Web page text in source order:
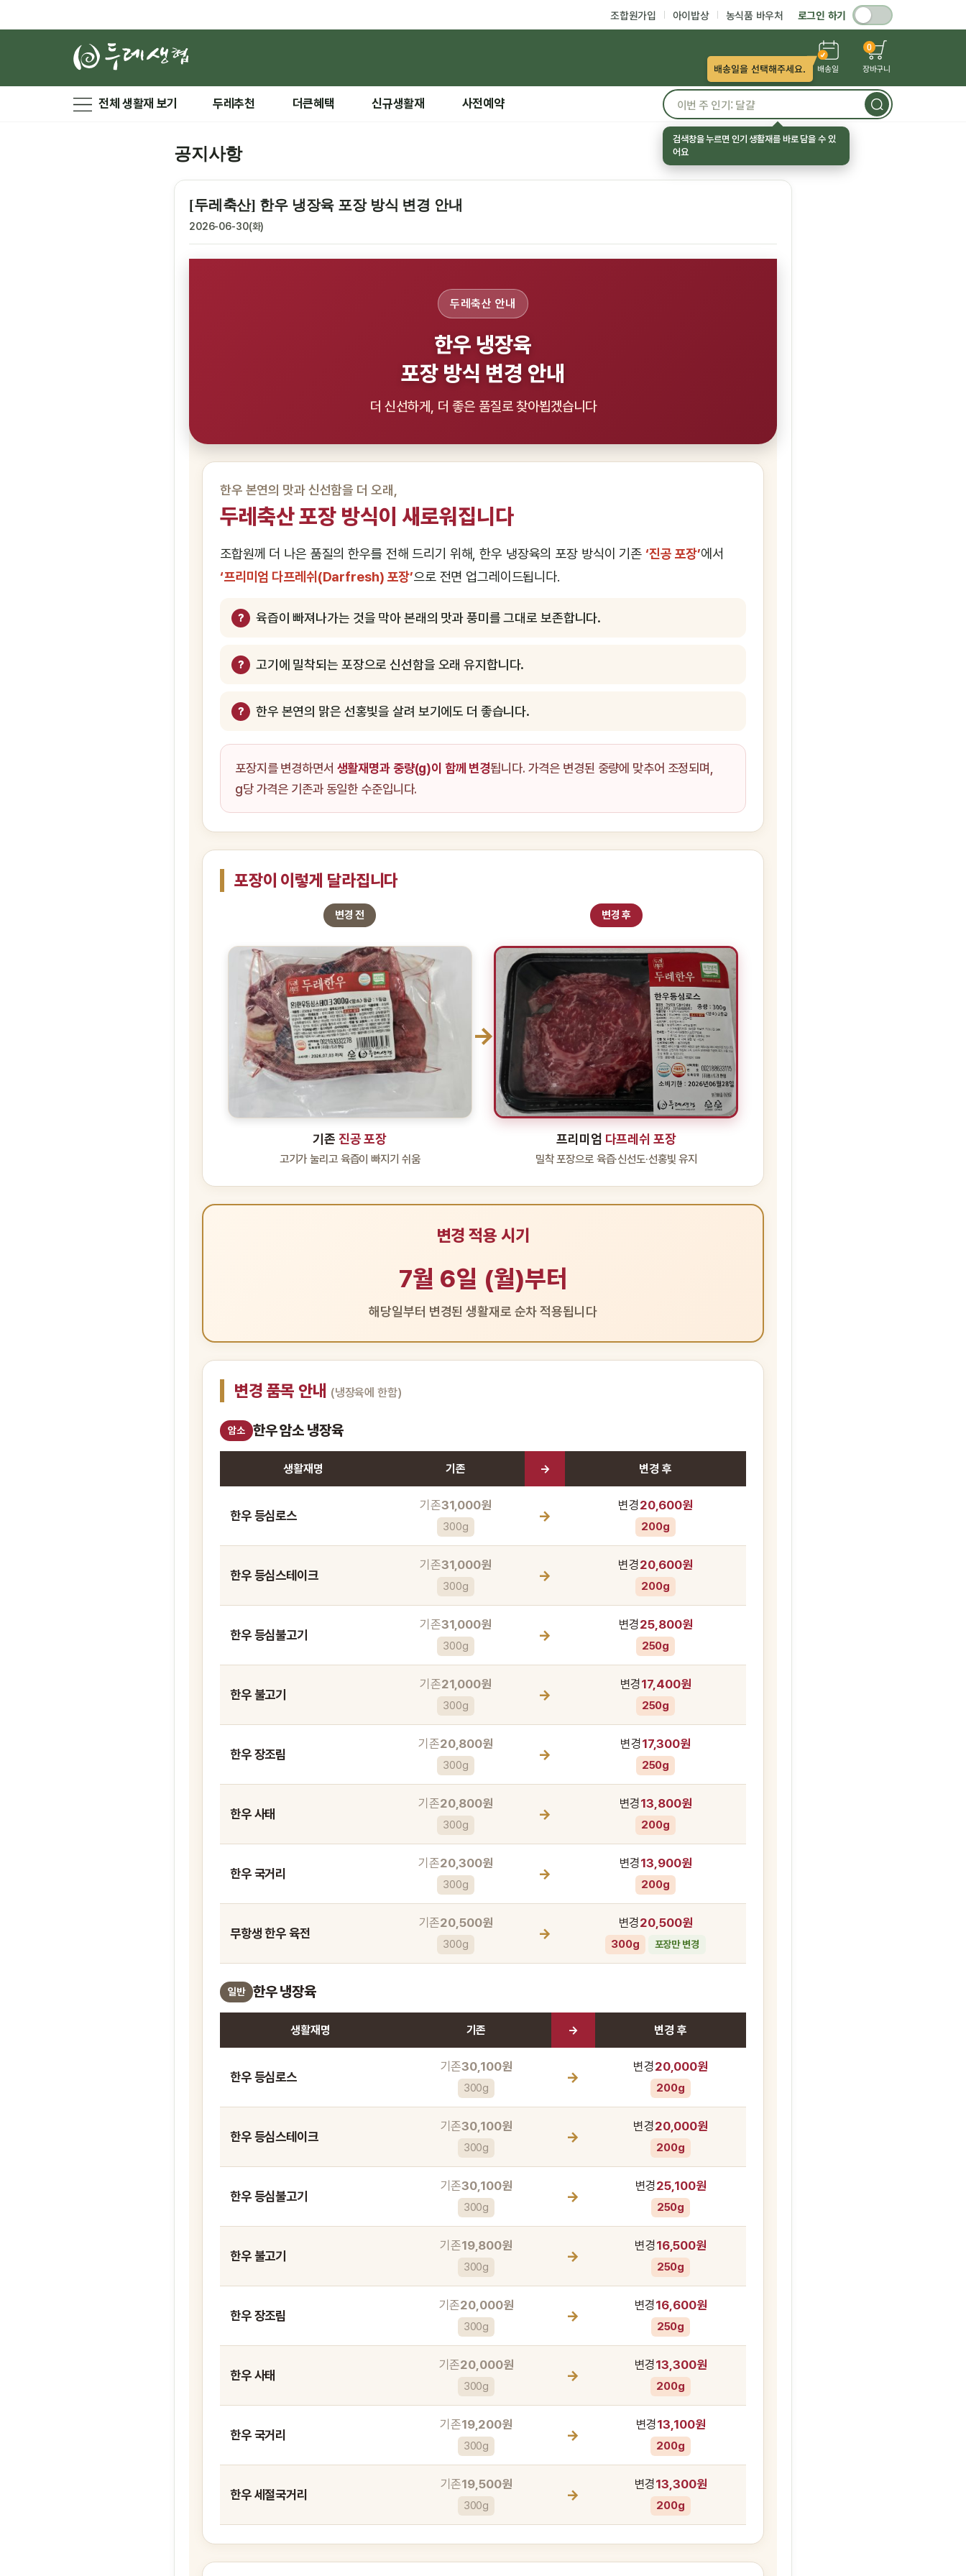
조합원가입 아이밥상 농식품 바우처 로그인 하기
배송일
배송일을 선택해주세요.
0
장바구니
전체 생활재 보기 두레추천 더큰혜택 신규생활재 사전예약
공지사항
[두레축산] 한우 냉장육 포장 방식 변경 안내
2026-06-30(화)
두레축산 안내
한우 냉장육
포장 방식 변경 안내
더 신선하게, 더 좋은 품질로 찾아뵙겠습니다
한우 본연의 맛과 신선함을 더 오래,
두레축산 포장 방식이 새로워집니다
조합원께 더 나은 품질의 한우를 전해 드리기 위해, 한우 냉장육의 포장 방식이 기존 ‘진공 포장’에서
‘프리미엄 다프레쉬(Darfresh) 포장’으로 전면 업그레이드됩니다.
육즙이 빠져나가는 것을 막아 본래의 맛과 풍미를 그대로 보존합니다.
고기에 밀착되는 포장으로 신선함을 오래 유지합니다.
한우 본연의 맑은 선홍빛을 살려 보기에도 더 좋습니다.
포장지를 변경하면서 생활재명과 중량(g)이 함께 변경됩니다. 가격은 변경된 중량에 맞추어 조정되며,
g당 가격은 기존과 동일한 수준입니다.
포장이 이렇게 달라집니다
변경 전
기존 진공 포장
고기가 눌리고 육즙이 빠지기 쉬움
→
변경 후
프리미엄 다프레쉬 포장
밀착 포장으로 육즙·신선도·선홍빛 유지
변경 적용 시기
7월 6일 (월)부터
해당일부터 변경된 생활재로 순차 적용됩니다
변경 품목 안내 (냉장육에 한함)
암소 한우 암소 냉장육
생활재명 기존 → 변경 후
한우 등심로스
기존31,000원
300g
→
변경20,600원
200g
한우 등심스테이크
기존31,000원
300g
→
변경20,600원
200g
한우 등심불고기
기존31,000원
300g
→
변경25,800원
250g
한우 불고기
기존21,000원
300g
→
변경17,400원
250g
한우 장조림
기존20,800원
300g
→
변경17,300원
250g
한우 사태
기존20,800원
300g
→
변경13,800원
200g
한우 국거리
기존20,300원
300g
→
변경13,900원
200g
무항생 한우 육전
기존20,500원
300g
→
변경20,500원
300g 포장만 변경
일반 한우 냉장육
생활재명 기존 → 변경 후
한우 등심로스
기존30,100원
300g
→
변경20,000원
200g
한우 등심스테이크
기존30,100원
300g
→
변경20,000원
200g
한우 등심불고기
기존30,100원
300g
→
변경25,100원
250g
한우 불고기
기존19,800원
300g
→
변경16,500원
250g
한우 장조림
기존20,000원
300g
→
변경16,600원
250g
한우 사태
기존20,000원
300g
→
변경13,300원
200g
한우 국거리
기존19,200원
300g
→
변경13,100원
200g
한우 세절국거리
기존19,500원
300g
→
변경13,300원
200g
검색창을 누르면 인기 생활재를 바로 담을 수 있
어요